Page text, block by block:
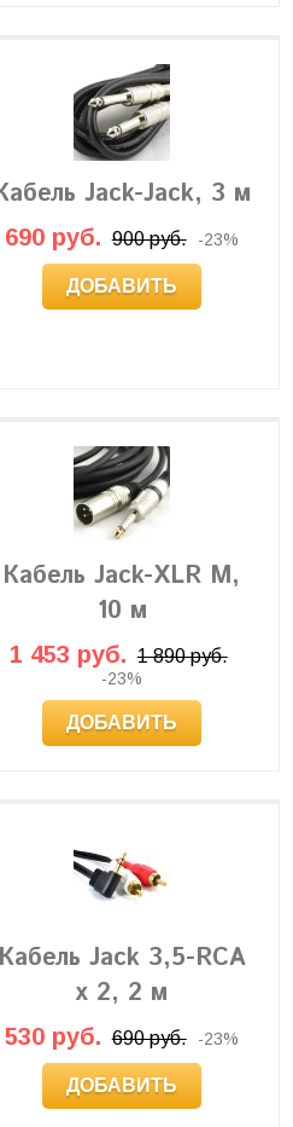
Jack-Jack, 3 м
690 руб. 900 руб. -23%
ДОБАВИТЬ
Кабель Jack-XLR M,
10 м
1 453 руб. 1 890 руб.
-23%
ДОБАВИТЬ
Кабель Jack 3,5-RCA
x 2, 2 м
530 руб. 690 руб. -23%
ДОБАВИТЬ